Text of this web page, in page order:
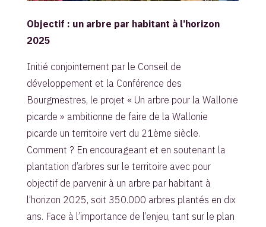
Objectif : un arbre par habitant à l’horizon
2025
Initié conjointement par le Conseil de
développement et la Conférence des
Bourgmestres, le projet « Un arbre pour la Wallonie
picarde » ambitionne de faire de la Wallonie
picarde un territoire vert du 21ème siècle.
Comment ? En encourageant et en soutenant la
plantation d’arbres sur le territoire avec pour
objectif de parvenir à un arbre par habitant à
l’horizon 2025, soit 350.000 arbres plantés en dix
ans. Face à l’importance de l’enjeu, tant sur le plan